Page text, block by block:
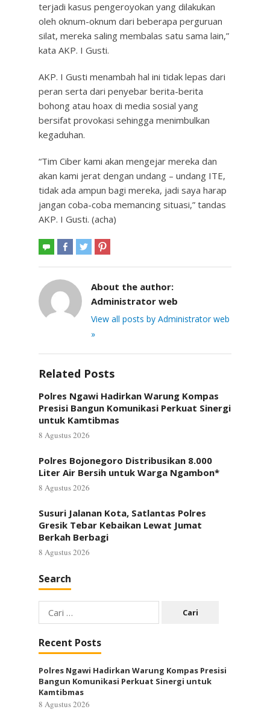
terjadi kasus pengeroyokan yang dilakukan
oleh oknum-oknum dari beberapa perguruan
silat, mereka saling membalas satu sama lain,”
kata AKP. I Gusti.
AKP. I Gusti menambah hal ini tidak lepas dari
peran serta dari penyebar berita-berita
bohong atau hoax di media sosial yang
bersifat provokasi sehingga menimbulkan
kegaduhan.
“Tim Ciber kami akan mengejar mereka dan
akan kami jerat dengan undang – undang ITE,
tidak ada ampun bagi mereka, jadi saya harap
jangan coba-coba memancing situasi,” tandas
AKP. I Gusti. (acha)
About the author:
Administrator web
View all posts by Administrator web
»
Related Posts
Polres Ngawi Hadirkan Warung Kompas
Presisi Bangun Komunikasi Perkuat Sinergi
untuk Kamtibmas
8 Agustus 2026
Polres Bojonegoro Distribusikan 8.000
Liter Air Bersih untuk Warga Ngambon*
8 Agustus 2026
Susuri Jalanan Kota, Satlantas Polres
Gresik Tebar Kebaikan Lewat Jumat
Berkah Berbagi
8 Agustus 2026
Search
Cari
untuk:
Recent Posts
Polres Ngawi Hadirkan Warung Kompas Presisi
Bangun Komunikasi Perkuat Sinergi untuk
Kamtibmas
8 Agustus 2026